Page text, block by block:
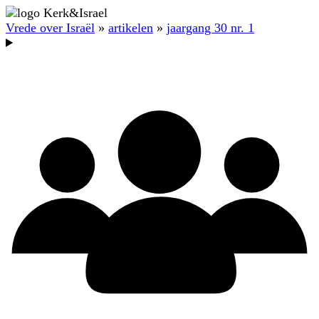
Vrede over Israël » artikelen » jaargang 30 nr. 1